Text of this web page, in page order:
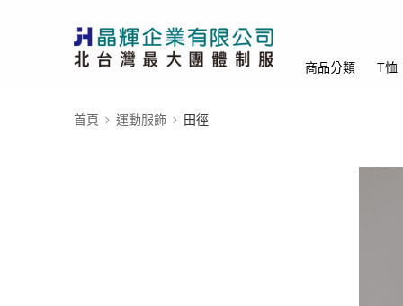
商品分類 T恤
首頁 運動服飾 田徑